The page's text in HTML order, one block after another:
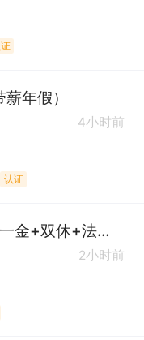
年假）
4小时前
认证
客服经理（无责底薪3K+五险一金+双休+法休）
2小时前